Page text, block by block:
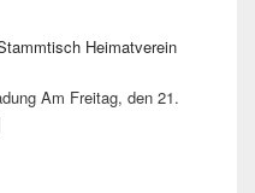
Heimatverein
Am Freitag, den 21.